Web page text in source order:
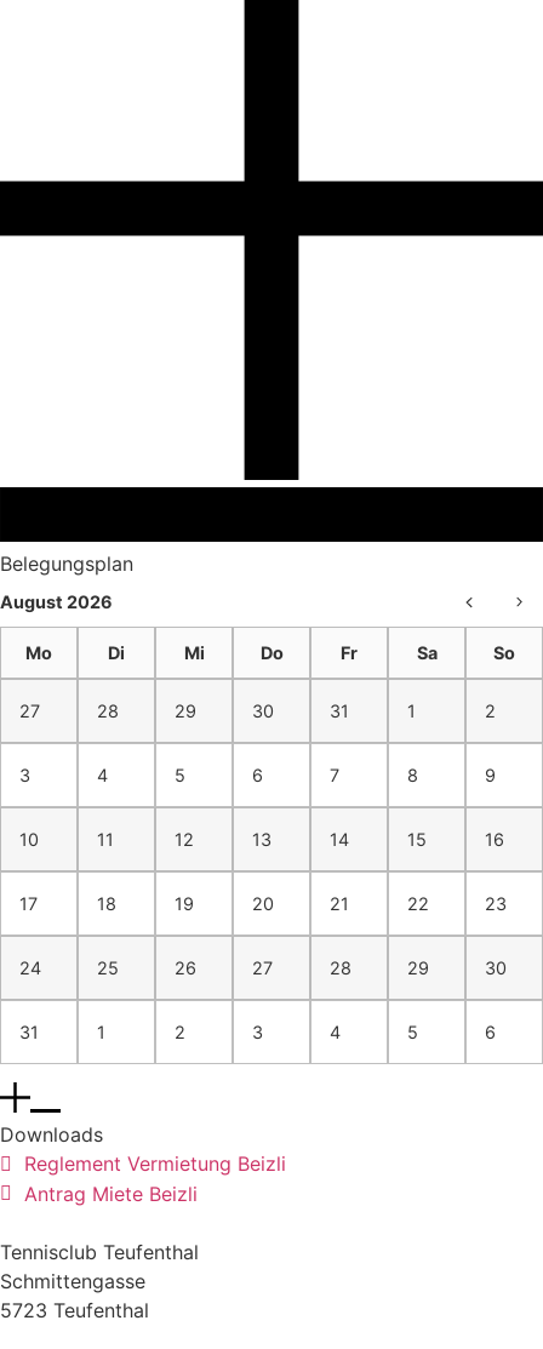
Belegungsplan
August 2026
Mo Di Mi Do Fr Sa So
27 28 29 30 31 1 2
3 4 5 6 7 8 9
10 11 12 13 14 15 16
17 18 19 20 21 22 23
24 25 26 27 28 29 30
31 1 2 3 4 5 6
Downloads
Reglement Vermietung Beizli
Antrag Miete Beizli
Tennisclub Teufenthal
Schmittengasse
5723 Teufenthal